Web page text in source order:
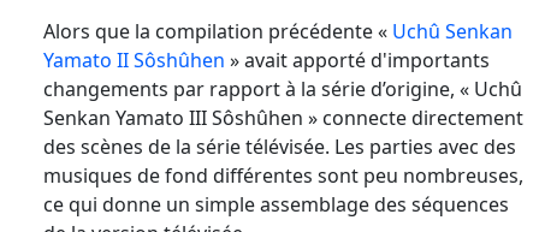
Alors que la compilation précédente « Uchû Senkan
Yamato II Sôshûhen » avait apporté d'importants
changements par rapport à la série d’origine, « Uchû
Senkan Yamato III Sôshûhen » connecte directement
des scènes de la série télévisée. Les parties avec des
musiques de fond différentes sont peu nombreuses,
ce qui donne un simple assemblage des séquences